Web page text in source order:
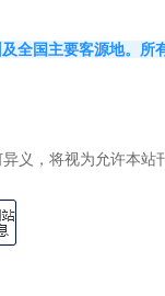
全国主要客源地。所
义，将视为允许本站